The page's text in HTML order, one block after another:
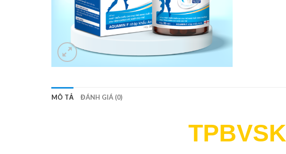
MÔ TẢ ĐÁNH GIÁ (0)
TPBVSK